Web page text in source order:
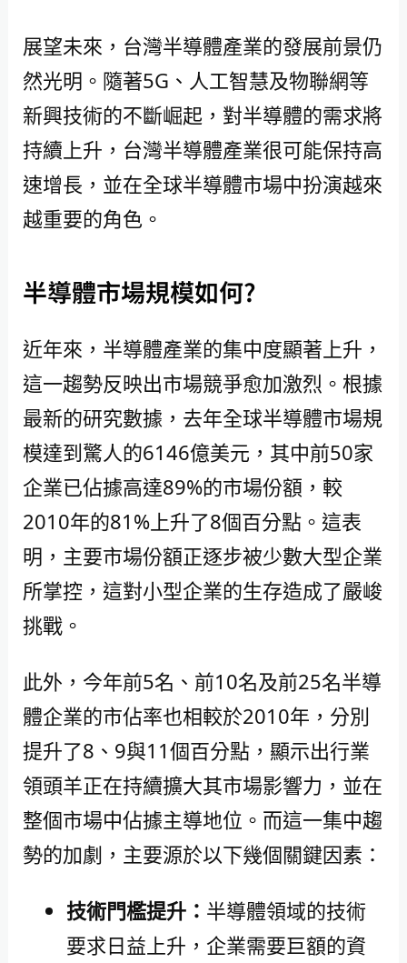
展望未來，台灣半導體產業的發展前景仍
然光明。隨著5G、人工智慧及物聯網等
新興技術的不斷崛起，對半導體的需求將
持續上升，台灣半導體產業很可能保持高
速增長，並在全球半導體市場中扮演越來
越重要的角色。
半導體市場規模如何?
近年來，半導體產業的集中度顯著上升，
這一趨勢反映出市場競爭愈加激烈。根據
最新的研究數據，去年全球半導體市場規
模達到驚人的6146億美元，其中前50家
企業已佔據高達89%的市場份額，較
2010年的81%上升了8個百分點。這表
明，主要市場份額正逐步被少數大型企業
所掌控，這對小型企業的生存造成了嚴峻
挑戰。
此外，今年前5名、前10名及前25名半導
體企業的市佔率也相較於2010年，分別
提升了8、9與11個百分點，顯示出行業
領頭羊正在持續擴大其市場影響力，並在
整個市場中佔據主導地位。而這一集中趨
勢的加劇，主要源於以下幾個關鍵因素：
技術門檻提升： 半導體領域的技術
要求日益上升，企業需要巨額的資